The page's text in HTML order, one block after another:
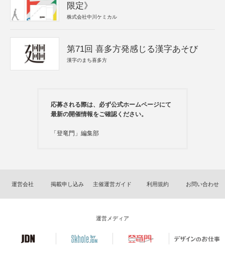
限定》
株式会社中川ケミカル
第71回 喜多方発感じる漢字あそび
漢字のまち喜多方
応募される際は、必ず公式ホームページにて
最新の開催情報をご確認ください。
「登竜門」編集部
運営会社 掲載申し込み 主催運営ガイド 利用規約 お問い合わせ
運営メディア